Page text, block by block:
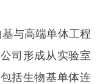
与高端单体工程
司形成从实验室
括生物基单体连